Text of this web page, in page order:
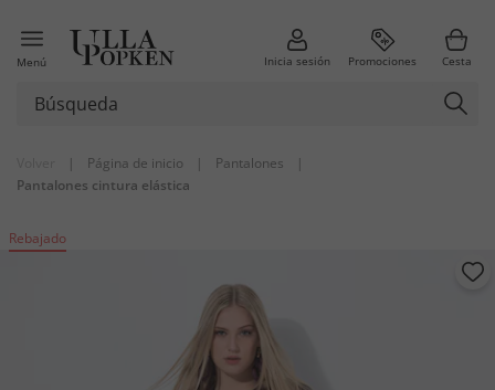
Menú Inicia sesión Promociones Cesta
| Página de inicio | Pantalones
|
Pantalones cintura elástica
Rebajado